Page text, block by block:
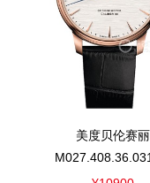
美度贝伦赛丽